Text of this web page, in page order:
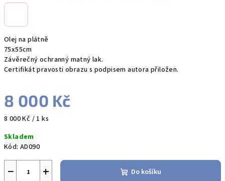
Olej na plátně
75x55cm
Závěrečný ochranný matný lak.
Certifikát pravosti obrazu s podpisem autora přiložen.
8 000 Kč
Měrná
8 000 Kč / 1 ks
Skladem
Kód: AD090
+
− Do košíku